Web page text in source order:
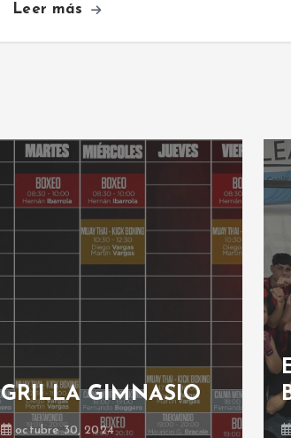
Leer más
GRILLA GIMNASIO
octubre 30, 2024